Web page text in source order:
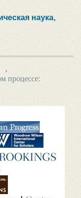
наука,
›
процессе: